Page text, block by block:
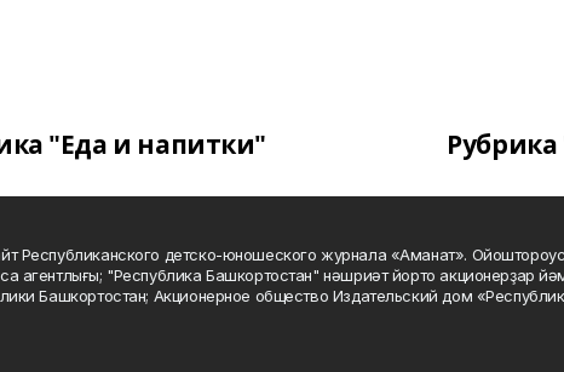
"Еда и напитки"
Республиканского детско-юношеского журнала «Аманат».
агентлығы; "Республика Башкортостан" нәшриәт йорто акционерҙар
Башкортостан; Акционерное общество Издательский дом